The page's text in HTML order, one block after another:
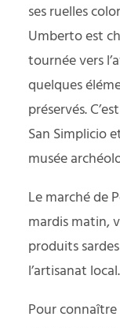
ses ruelles
Umberto est
tournée vers
quelques
préservés.
San Simplicio
musée
Le marché de
mardis matin,
produits
l’artisanat local.
Pour